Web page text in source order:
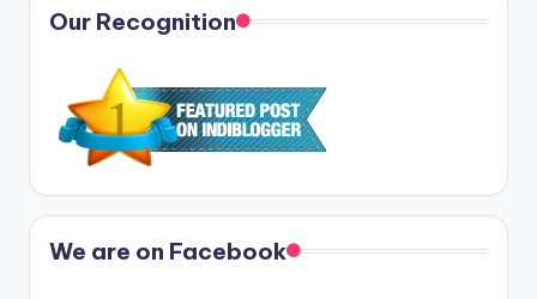
Our Recognition
We are on Facebook